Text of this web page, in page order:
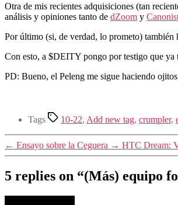
Otra de mis recientes adquisiciones (tan
análisis y opiniones tanto de dZoom y
Por último (si, de verdad, lo prometo) también
Con esto, a $DEITY pongo por testigo que
PD: Bueno, el Peleng me sigue haciendo
Tags 10-22, Add new tag, crumpler,
← Ensayo sobre la Ceguera → HTC Dream:
5 replies on “(Más) equipo